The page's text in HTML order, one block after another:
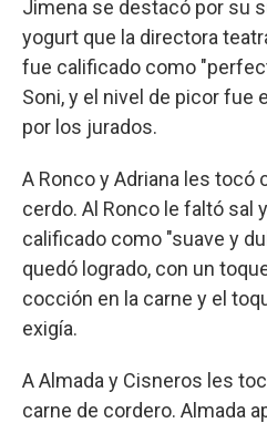
Jimena se destacó por su
yogurt que la directora
fue calificado como
Soni, y el nivel de picor fue
por los jurados.
A Ronco y Adriana les tocó
cerdo. Al Ronco le faltó sal
calificado como "suave y
quedó logrado, con un
cocción en la carne y el
exigía.
A Almada y Cisneros les
carne de cordero. Almada